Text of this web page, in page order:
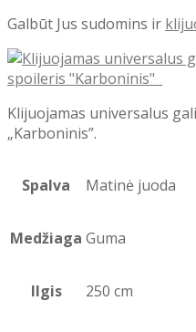
Galbūt Jus sudomins ir
Klijuojamas universalus
„Karboninis”.
Spalva Matinė juoda
Medžiaga Guma
Ilgis 250 cm